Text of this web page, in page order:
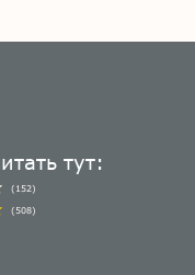
тут:
(152)
(508)